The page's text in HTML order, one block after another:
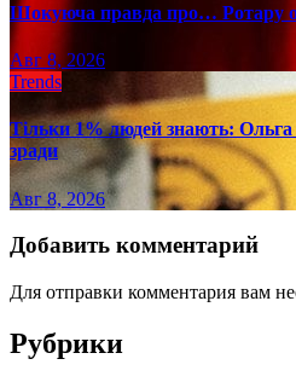
Шокуюча правда про… Ротару
Авг 8, 2026
Trends
Тільки 1% людей знають: Ольга
зради
Авг 8, 2026
Добавить комментарий
Для отправки комментария вам
Рубрики